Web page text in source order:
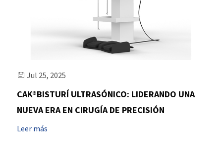
 Jul 25, 2025
CAK®BISTURÍ ULTRASÓNICO: LIDERANDO UNA
NUEVA ERA EN CIRUGÍA DE PRECISIÓN
Leer más